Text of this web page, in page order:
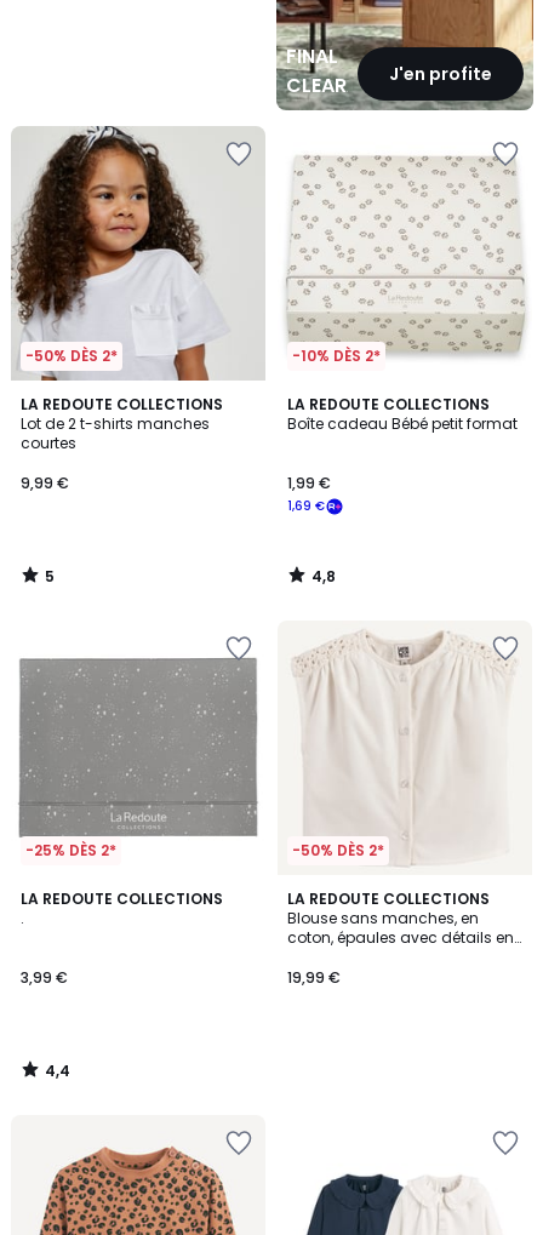
FINAL
CLEARANCEJ'en profite
-50% DÈS 2*
LA REDOUTE COLLECTIONS
Lot de 2 t-shirts manches
courtes
9,99 €
5
/
5
5
/
-10% DÈS 2*
LA REDOUTE COLLECTIONS
Boîte cadeau Bébé petit format
1,69 €
1,99 €
4,8
/ 5
4,8
/
-25% DÈS 2*
LA REDOUTE COLLECTIONS
.
3,99 €
4,4
4,4
/
-50% DÈS 2*
LA REDOUTE COLLECTIONS
Blouse sans manches, en
coton, épaules avec détails en
19,99 €